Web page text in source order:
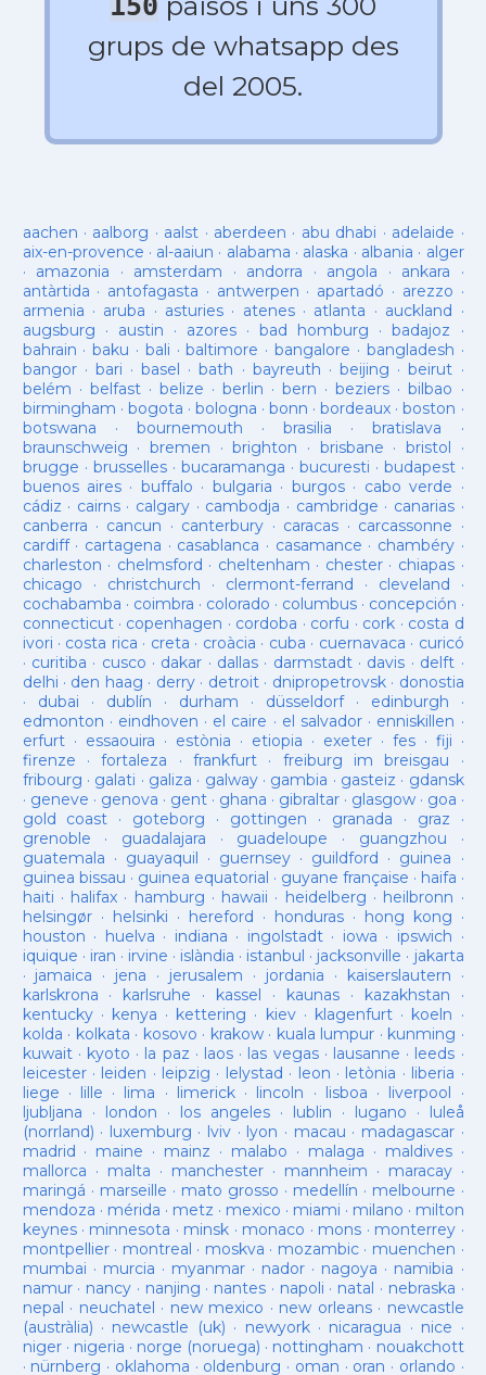
grups de whatsapp des
del 2005.
aachen · aalborg · aalst · aberdeen · abu dhabi · adelaide ·
aix-en-provence · al-aaiun · alabama · alaska · albania · alger
· amazonia · amsterdam · andorra · angola · ankara ·
antàrtida · antofagasta · antwerpen · apartadó · arezzo ·
armenia · aruba · asturies· atenes· atlanta · auckland ·
augsburg · austin · azores·bad homburg ·badajoz ·
bahrain ·baku · bali ·baltimore ·bangalore · bangladesh ·
bangor· bari ·basel ·bath · bayreuth ·beijing ·beirut ·
belém · belfast· belize · berlin ·bern ·beziers ·bilbao ·
birmingham · bogota · bologna ·bonn ·bordeaux ·boston ·
botswana · bournemouth ·brasilia ·bratislava ·
braunschweig · bremen ·brighton · brisbane · bristol ·
brugge · brusselles· bucaramanga · bucuresti · budapest·
buenos aires· buffalo · bulgaria · burgos· cabo verde ·
cádiz · cairns· calgary · cambodja · cambridge · canarias·
canberra · cancun · canterbury · caracas · carcassonne ·
cardiff· cartagena · casablanca · casamance · chambéry·
charleston · chelmsford · cheltenham · chester· chiapas ·
chicago · christchurch · clermont-ferrand · cleveland ·
cochabamba · coimbra · colorado · columbus· concepción ·
connecticut· copenhagen · cordoba · corfu · cork · costa d
ivori · costa rica · creta · croàcia · cuba · cuernavaca · curicó
· curitiba · cusco · dakar · dallas · darmstadt· davis · delft ·
delhi · den haag · derry· detroit· dnipropetrovsk· donostia
· dubai · dublín · durham · düsseldorf· edinburgh ·
edmonton · eindhoven · el caire · el salvador · enniskillen ·
erfurt· essaouira · estònia · etiopia · exeter· fes· fiji ·
firenze ·fortaleza · frankfurt· freiburg im breisgau ·
fribourg · galati · galiza · galway· gambia · gasteiz · gdansk
· geneve · genova · gent· ghana · gibraltar· glasgow· goa ·
gold coast · goteborg · gottingen · granada · graz ·
grenoble · guadalajara · guadeloupe · guangzhou ·
guatemala · guayaquil · guernsey· guildford · guinea ·
guinea bissau · guinea equatorial · guyane française · haifa ·
haiti · halifax · hamburg · hawaii · heidelberg · heilbronn ·
helsingør· helsinki · hereford · honduras· hong kong ·
houston · huelva · indiana · ingolstadt· iowa · ipswich ·
iquique · iran · irvine · islàndia · istanbul · jacksonville · jakarta
· jamaica · jena · jerusalem · jordania · kaiserslautern ·
karlskrona · karlsruhe · kassel · kaunas· kazakhstan ·
kentucky· kenya · kettering · kiev· klagenfurt · koeln ·
kolda · kolkata · kosovo · krakow· kuala lumpur · kunming ·
kuwait· kyoto · la paz · laos· las vegas· lausanne · leeds ·
leicester· leiden · leipzig · lelystad · leon · letònia · liberia ·
liege · lille · lima · limerick· lincoln · lisboa · liverpool ·
ljubljana · london · los angeles· lublin · lugano · luleå
(norrland) · luxemburg · lviv · lyon · macau · madagascar·
madrid · maine · mainz · malabo · malaga · maldives·
mallorca · malta · manchester· mannheim · maracay·
maringá · marseille · mato grosso · medellín · melbourne ·
mendoza · mérida · metz · mexico · miami · milano · milton
keynes· minnesota · minsk · monaco · mons · monterrey ·
montpellier· montreal · moskva · mozambic· muenchen ·
mumbai · murcia · myanmar· nador · nagoya · namibia ·
namur· nancy · nanjing · nantes · napoli · natal · nebraska ·
nepal · neuchatel · new mexico · new orleans· newcastle
(austràlia) · newcastle (uk) · newyork· nicaragua · nice ·
niger· nigeria · norge (noruega) · nottingham · nouakchott
· nürnberg · oklahoma · oldenburg · oman · oran · orlando ·